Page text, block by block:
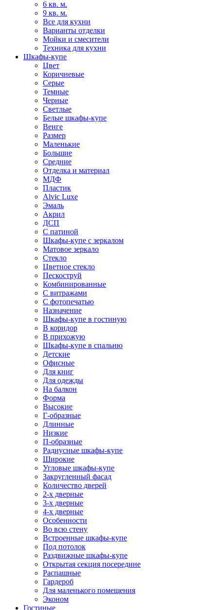
6 кв. м.
9 кв. м.
Все для кухни
Варианты отделки
Мойки и смесители
Техника для кухни
Шкафы-купе
Цвет
Коричневые
Серые
Темные
Черные
Светлые
Белые шкафы-купе
Венге
Размер
Маленькие
Большие
Средние
Отделка и материал
МДФ
Пластик
Alvic Luxe
Эмаль
Акрил
ДСП
С патиной
Шкафы-купе с зеркалом
Матовое зеркало
Стекло
Цветное стекло
Пескоструй
Комбинированные
С витражами
С фотопечатью
Назначение
Шкафы-купе в гостиную
В коридор
В прихожую
Шкафы-купе в спальню
Детские
Офисные
Для книг
Для одежды
На балкон
Форма
Высокие
Г-образные
Длинные
Низкие
П-образные
Радиусные шкафы-купе
Широкие
Угловые шкафы-купе
Закругленный фасад
Количество дверей
2-х дверные
3-х дверные
4-х дверные
Особенности
Во всю стену
Встроенные шкафы-купе
Под потолок
Раздвижные шкафы-купе
Открытая секция посередине
Распашные
Гардероб
Для маленького помещения
Эконом
Гостиные